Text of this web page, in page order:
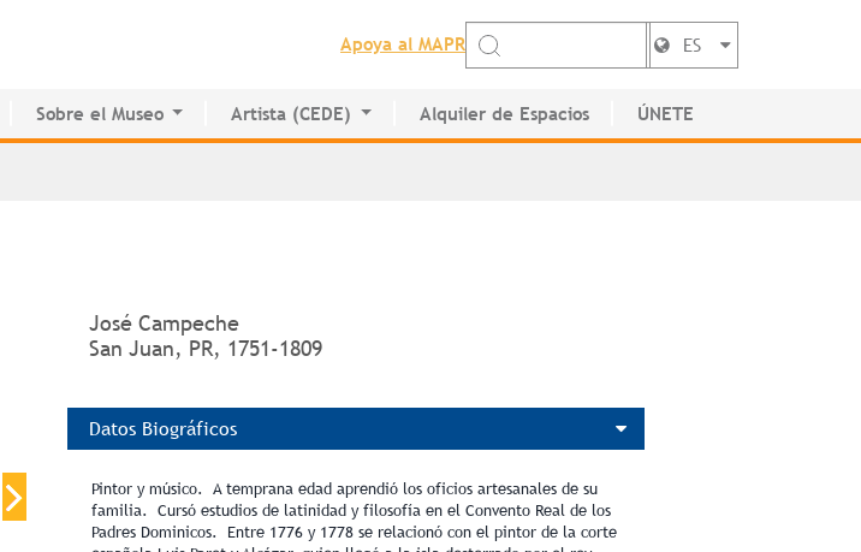
Apoya al MAPR
ES
Sobre el Museo
Historia del MAPR
Artista (CEDE)
CEDE
Alquiler de Espacios ÚNETE
José Campeche
San Juan, PR, 1751-1809
Datos Biográficos
Pintor y músico. A temprana edad aprendió los oficios artesanales de su
familia. Cursó estudios de latinidad y filosofía en el Convento Real de los
Padres Dominicos. Entre 1776 y 1778 se relacionó con el pintor de la corte